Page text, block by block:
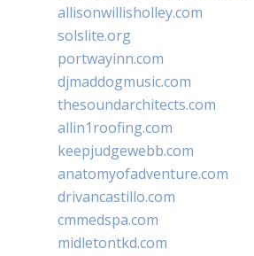
allisonwillisholley.com
solslite.org
portwayinn.com
djmaddogmusic.com
thesoundarchitects.com
allin1roofing.com
keepjudgewebb.com
anatomyofadventure.com
drivancastillo.com
cmmedspa.com
midletontkd.com